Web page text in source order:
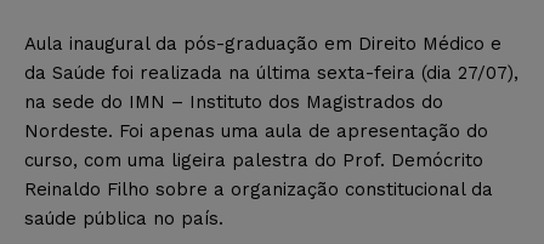
Aula inaugural da pós-graduação em Direito Médico e
da Saúde foi realizada na última sexta-feira (dia 27/07),
na sede do IMN – Instituto dos Magistrados do
Nordeste. Foi apenas uma aula de apresentação do
curso, com uma ligeira palestra do Prof. Demócrito
Reinaldo Filho sobre a organização constitucional da
saúde pública no país.